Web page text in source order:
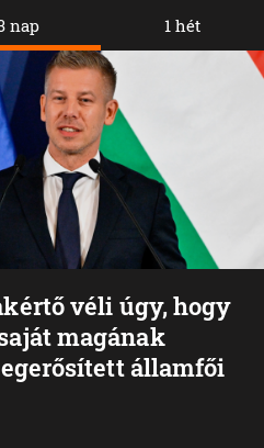
nap
véli úgy, hogy
magának
államfői
1 hét